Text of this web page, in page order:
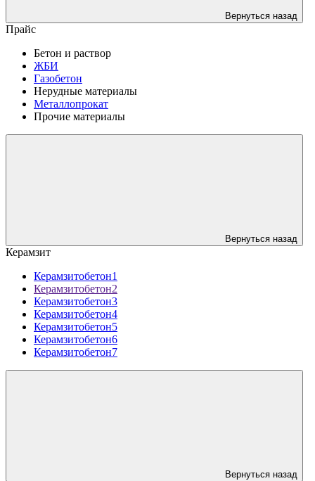
Вернуться назад
Прайс
Бетон и раствор
ЖБИ
Газобетон
Нерудные материалы
Металлопрокат
Прочие материалы
Вернуться назад
Керамзит
Керамзитобетон1
Керамзитобетон2
Керамзитобетон3
Керамзитобетон4
Керамзитобетон5
Керамзитобетон6
Керамзитобетон7
Вернуться назад